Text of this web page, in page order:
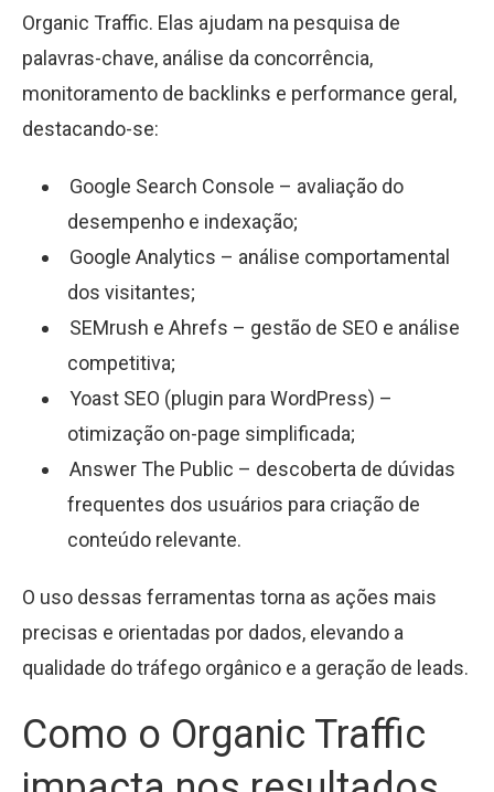
Organic Traffic. Elas ajudam na pesquisa de
palavras-chave, análise da concorrência,
monitoramento de backlinks e performance geral,
destacando-se:
Google Search Console – avaliação do
desempenho e indexação;
Google Analytics – análise comportamental
dos visitantes;
SEMrush e Ahrefs – gestão de SEO e análise
competitiva;
Yoast SEO (plugin para WordPress) –
otimização on-page simplificada;
Answer The Public – descoberta de dúvidas
frequentes dos usuários para criação de
conteúdo relevante.
O uso dessas ferramentas torna as ações mais
precisas e orientadas por dados, elevando a
qualidade do tráfego orgânico e a geração de leads.
Como o Organic Traffic